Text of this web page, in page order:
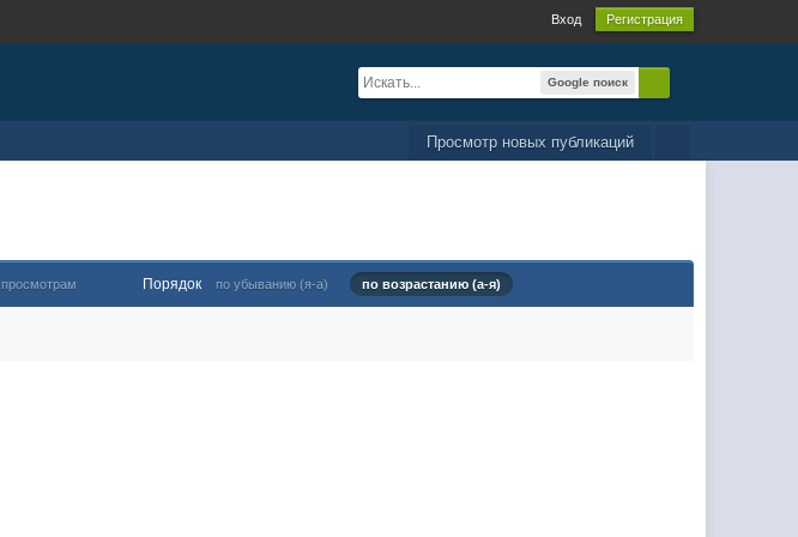
Вход Регистрация
Google поиск
Просмотр новых публикаций
просмотрам Порядок по убыванию (я-а) по возрастанию (а-я)